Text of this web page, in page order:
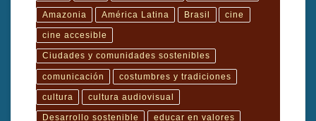
Amazonia América Latina Brasil cine
cine accesible
Ciudades y comunidades sostenibles
comunicación costumbres y tradiciones
cultura cultura audiovisual
Desarrollo sostenible educar en valores